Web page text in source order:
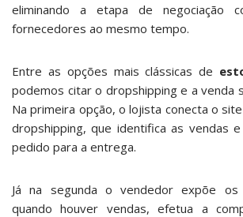
eliminando a etapa de negociação
fornecedores ao mesmo tempo.
Entre as opções mais clássicas de
podemos citar o dropshipping e a venda
Na primeira opção, o lojista conecta o
dropshipping, que identifica as vendas e
pedido para a entrega.
Já na segunda o vendedor expõe
quando houver vendas, efetua a